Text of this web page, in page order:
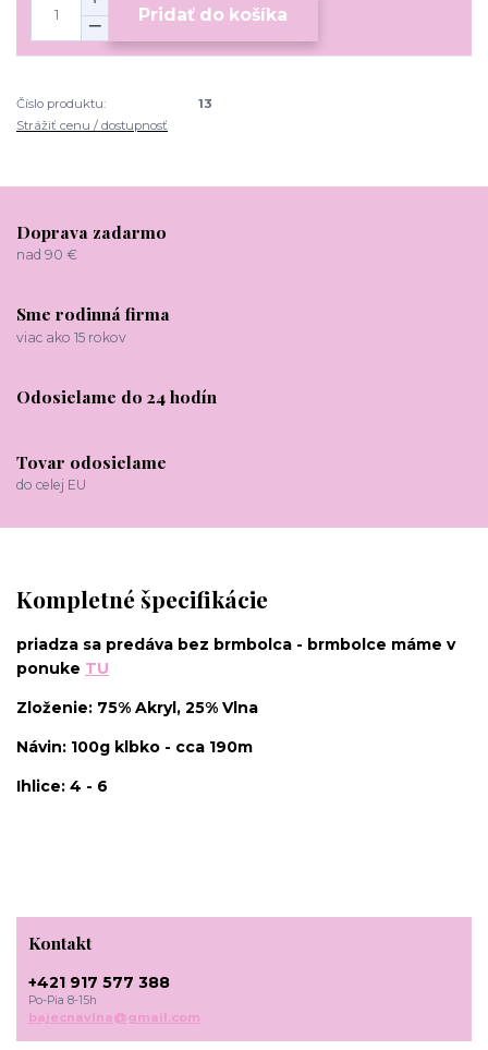
Pridať do košíka
Číslo produktu:
13
Strážiť cenu / dostupnosť
Doprava zadarmo
nad 90 €
Sme rodinná firma
viac ako 15 rokov
Odosielame do 24 hodín
Tovar odosielame
do celej EU
Kompletné špecifikácie
priadza sa predáva bez brmbolca - brmbolce máme v
ponuke TU
Zloženie: 75% Akryl, 25% Vlna
Návin: 100g klbko - cca 190m
Ihlice: 4 - 6
Kontakt
+421 917 577 388
Po-Pia 8-15h
bajecnavlna@gmail.com